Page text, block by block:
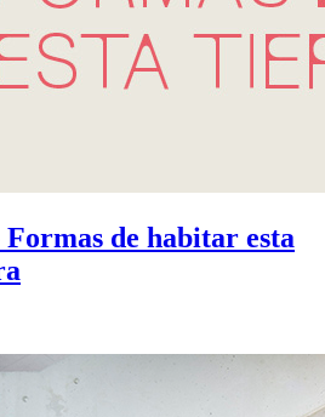
Formas de habitar esta